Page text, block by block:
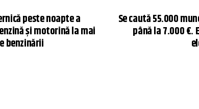
peste noapte a
și motorină la mai
benzinării
Se caută 55.000
până la 7.000 €.